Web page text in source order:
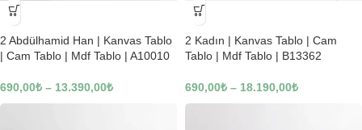
-23%
2 Abdülhamid Han | Kanvas Tablo
| Cam Tablo | Mdf Tablo | A10010
690,00₺ – 13.390,00₺
-23%
2 Kadın | Kanvas Tablo | Cam
Tablo | Mdf Tablo | B13362
690,00₺ – 18.190,00₺